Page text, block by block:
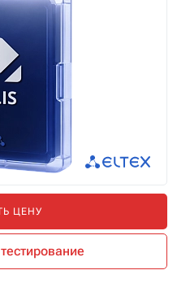
ЦЕНУ